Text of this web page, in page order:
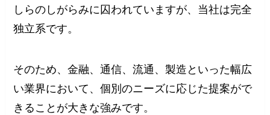
しらのしがらみに囚われていますが、当社は完全
独立系です。
そのため、金融、通信、流通、製造といった幅広
い業界において、個別のニーズに応じた提案がで
きることが大きな強みです。